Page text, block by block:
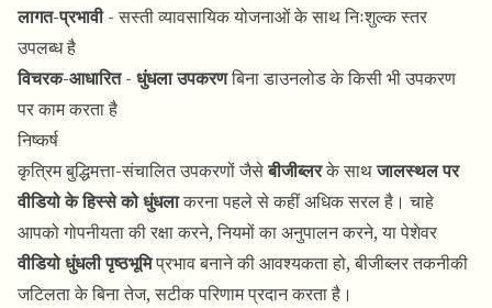
लागत-प्रभावी- सस्ती व्यावसायिक योजनाओं के साथ निःशुल्क स्तर
उपलब्ध है
विचरक-आधारित- धुंधला उपकरणबिना डाउनलोड के किसी भी उपकरण
पर काम करता है
निष्कर्ष
कृत्रिम बुद्धिमत्ता-संचालित उपकरणों जैसेबीजीब्लरके साथजालस्थल पर
वीडियो के हिस्से को धुंधलाकरना पहले से कहीं अधिक सरल है। चाहे
आपको गोपनीयता की रक्षा करने, नियमों का अनुपालन करने, या पेशेवर
वीडियो धुंधली पृष्ठभूमिप्रभाव बनाने की आवश्यकता हो, बीजीब्लर तकनीकी
जटिलता के बिना तेज, सटीक परिणाम प्रदान करता है।